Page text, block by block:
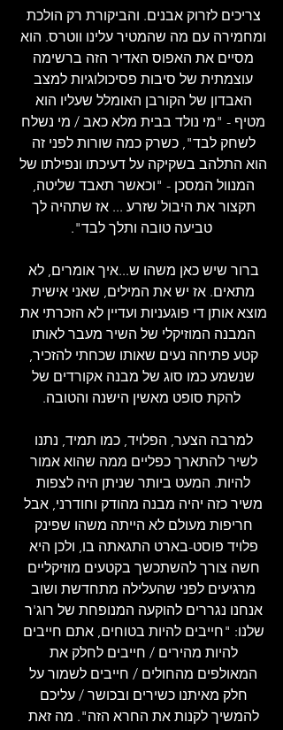
צריכים לזרוק אבנים. והביקורת רק הולכת
ומחמירה עם מה שהמטיר עלינו ווטרס. הוא
מסיים את האפוס האדיר הזה ברשימה
עוצמתית של סיבות פסיכולוגיות למצב
האבדון של הקורבן האומלל שעליו הוא
מטיף - "מי נולד בבית מלא כאב / מי נשלח
לשחק לבד", כשרק כמה שורות לפני זה
הוא התלהב בשקיקה על דעיכתו ונפילתו של
המנוול המסכן - "וכאשר תאבד שליטה,
תקצור את היבול שזרע ... אז שתהיה לך
טביעה טובה ותלך לבד".
ברור שיש כאן משהו ש...איך אומרים, לא
מתאים. אז יש את המילים, שאני אישית
מוצא אותן די פוגעניות ועדיין לא הזכרתי את
המבנה המוזיקלי של השיר מעבר לאותו
קטע פתיחה נעים שאותו שכחתי להזכיר,
שנשמע כמו סוג של מבנה אקורדים של
להקת סופט מאשין הישנה והטובה.
למרבה הצער, הפלויד, כמו תמיד, נתנו
לשיר להתארך כפליים ממה שהוא אמור
להיות. המעט ביותר שניתן היה לצפות
משיר כזה יהיה מבנה מהודק וחודרני, אבל
חריפות מעולם לא הייתה משהו שפינק
פלויד פוסט-בארט התגאתה בו, ולכן היא
חשה צורך להשתכשך בקטעים מוזיקליים
מרגיעים לפני שהעלילה מתחדשת ושוב
אנחנו נגררים להוקעה המנופחת של רוג'ר
שלנו: "חייבים להיות בטוחים, אתם חייבים
להיות מהירים / חייבים לחלק את
המאולפים מהחולים / חייבים לשמור על
חלק מאיתנו כשירים ובכושר / עליכם
להמשיך לקנות את החרא הזה". מה זאת